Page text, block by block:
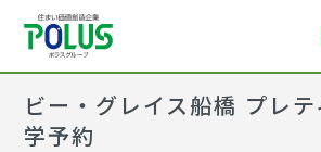
ビー・グレイス船橋 プレ
学予約